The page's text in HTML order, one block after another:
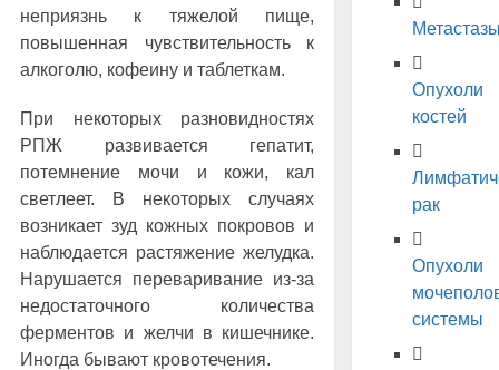
неприязнь к тяжелой пище,
повышенная чувствительность к
алкоголю, кофеину и таблеткам.
При некоторых разновидностях
РПЖ развивается гепатит,
потемнение мочи и кожи, кал
светлеет. В некоторых случаях
возникает зуд кожных покровов и
наблюдается растяжение желудка.
Нарушается переваривание из-за
недостаточного количества
ферментов и желчи в кишечнике.
Иногда бывают кровотечения.
Опухоли
костей
рак
Опухоли
системы